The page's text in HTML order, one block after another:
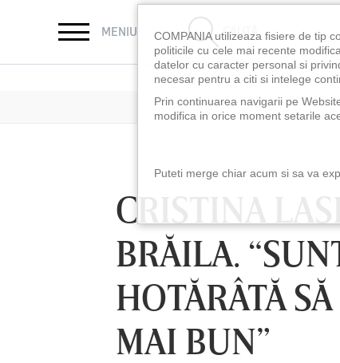
MENIU CAUTĂ
CRISTINA
BRĂILA.
HOTĂRÂTĂ
MAI BUN”
LUNI 10 AUG, 18:30
COMPANIA utilizeaza fisiere de tip
politicile cu cele mai recente
datelor cu caracter personal si
necesar pentru a citi si intelege
Prin continuarea navigarii pe
modifica in orice moment setarile
Puteti merge chiar acum si sa va